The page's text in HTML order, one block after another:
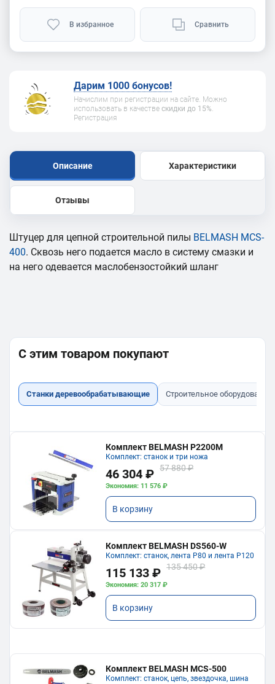
В избранное Сравнить
Дарим 1000 бонусов!
Начислим при регистрации на сайте. Можно
использовать в качестве скидки до 15%.
Регистрация
Описание Характеристики
Отзывы
Штуцер для цепной строительной пилы BELMASH MCS-
400. Сквозь него подается масло в систему смазки и
на него одевается маслобензостойкий шланг
С этим товаром покупают
Станки деревообрабатывающие Строительное оборудование
Комплект BELMASH P2200M
Комплект: станок и три ножа
46 304 ₽ 57 880 ₽
Экономия: 11 576 ₽
В корзину
Комплект BELMASH DS560-W
Комплект: станок, лента P80 и лента P120
115 133 ₽ 135 450 ₽
Экономия: 20 317 ₽
В корзину
Комплект BELMASH MCS-500
Комплект: станок, цепь, звездочка, шина